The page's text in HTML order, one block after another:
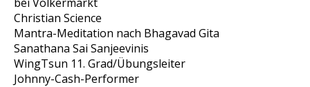
Christian Science
Mantra-Meditation nach Bhagavad Gita
Sanathana Sai Sanjeevinis
WingTsun 11. Grad/Übungsleiter
Johnny-Cash-Performer